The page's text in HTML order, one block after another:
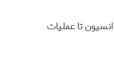
هزار واحد در کل کشور از عملیات فوندانسیون تا عملیات